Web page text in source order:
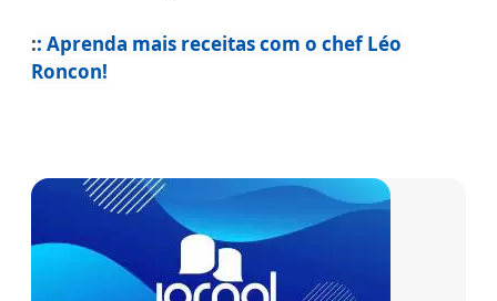
:: Aprenda mais receitas com o chef Léo
Roncon!